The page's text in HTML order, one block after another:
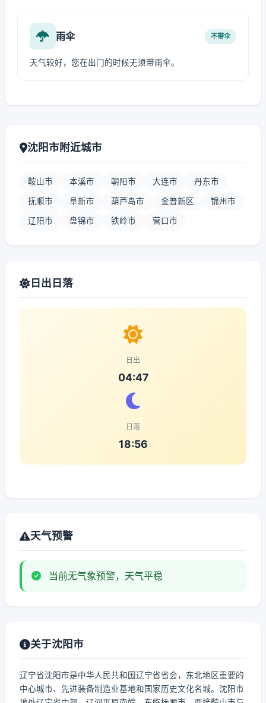
雨伞 不带伞
天气较好，您在出门的时候无须带雨伞。
沈阳市附近城市
鞍山市 本溪市 朝阳市 大连市 丹东市
抚顺市 阜新市 葫芦岛市 金普新区 锦州市
辽阳市 盘锦市 铁岭市 营口市
日出日落
日出
04:47
日落
18:56
天气预警
当前无气象预警，天气平稳
关于沈阳市
辽宁省沈阳市是中华人民共和国辽宁省省会，东北地区重要的
中心城市、先进装备制造业基地和国家历史文化名城。沈阳市